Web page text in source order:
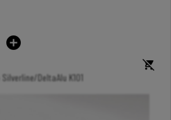
DeltaAlu K101